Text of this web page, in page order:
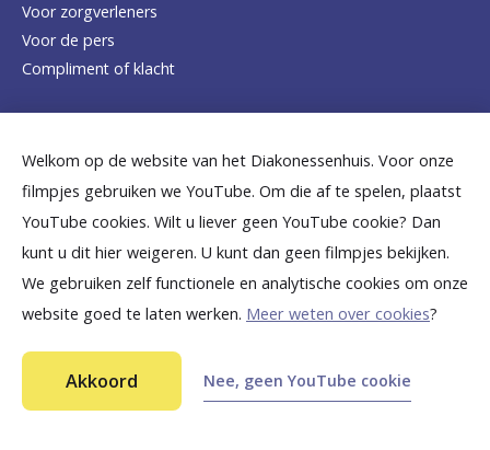
Welkom op de website van het Diakonessenhuis. Voor onze
filmpjes gebruiken we YouTube. Om die af te spelen, plaatst
YouTube cookies. Wilt u liever geen YouTube cookie? Dan
kunt u dit hier weigeren. U kunt dan geen filmpjes bekijken.
We gebruiken zelf functionele en analytische cookies om onze
website goed te laten werken. Meer weten over cookies?
Akkoord Nee, geen YouTube cookie
h
o
p
a
g
e
Voor zorgverleners
Voor de pers
Compliment of klacht
Dicht bij jou
B
e
k
k
B
e
k
j
k
B
e
k
B
e
k
j
B
e
k
j
Aansprakelijkheid
Toegankelijkheid